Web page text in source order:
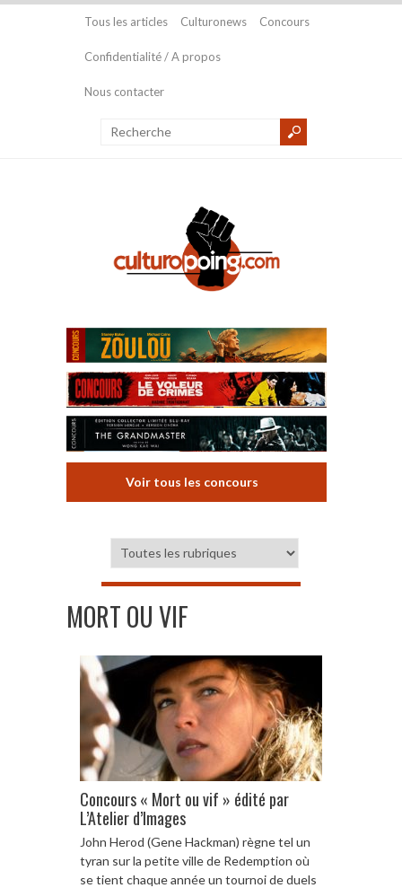
Tous les articles Culturonews Concours
Confidentialité / A propos
Nous contacter
Voir tous les concours
MORT OU VIF
Concours « Mort ou vif » édité par
L’Atelier d’Images
John Herod (Gene Hackman) règne tel un
tyran sur la petite ville de Redemption où
se tient chaque année un tournoi de duels